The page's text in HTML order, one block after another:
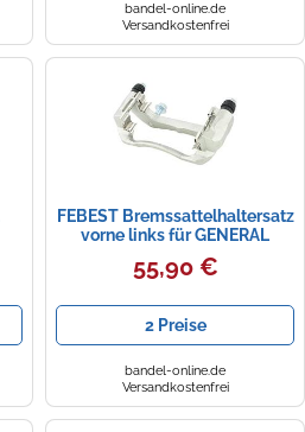
bandel-online.de
Versandkostenfrei
FEBEST Bremssattelhaltersatz
vorne links für GENERAL
MOTORS 1877C-ASJFL
55,90 €
2 Preise
bandel-online.de
Versandkostenfrei